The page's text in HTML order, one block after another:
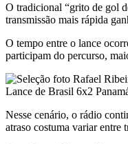
O tradicional “grito de gol
transmissão mais rápida
O tempo entre o lance
participam do percurso,
Lance de Brasil 6x2
Nesse cenário, o rádio
atraso costuma variar entre